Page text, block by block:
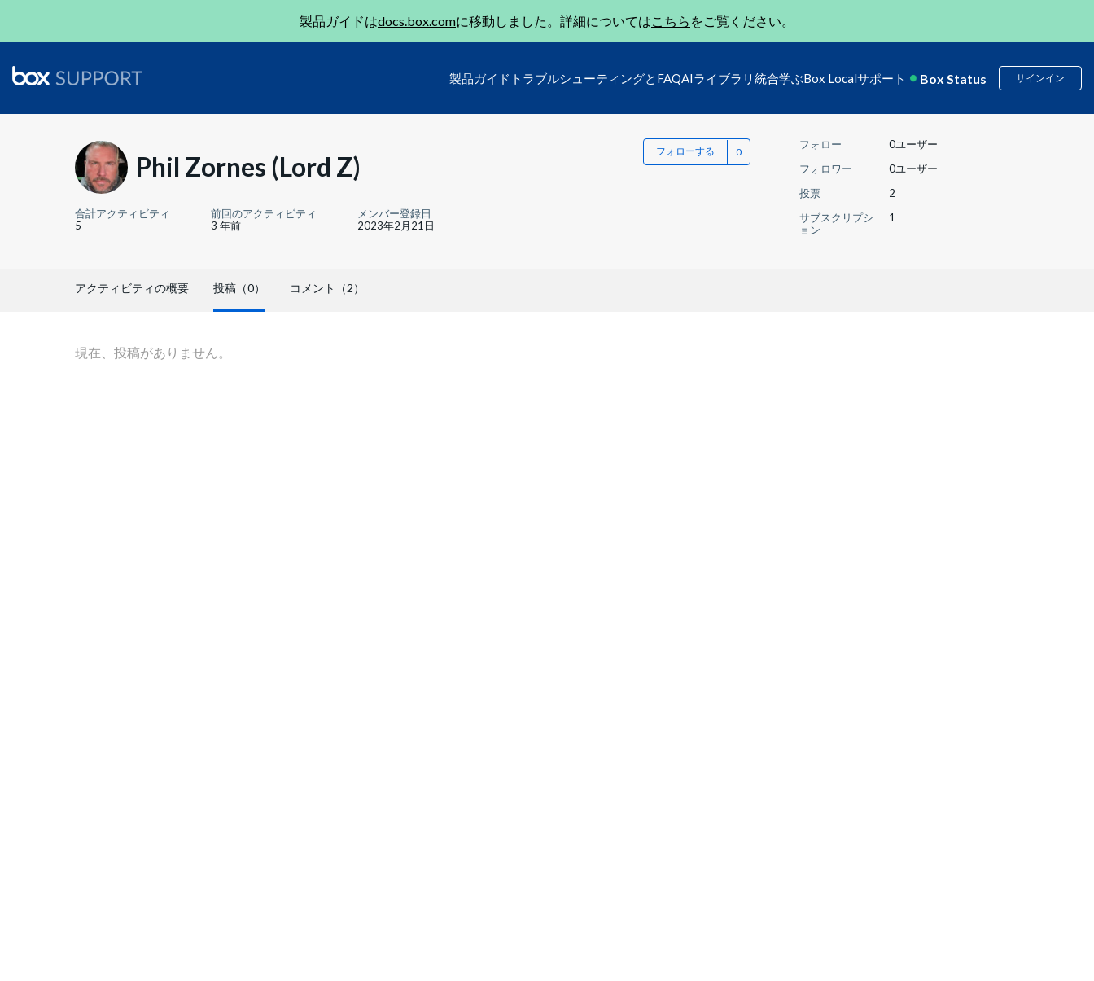
製品ガイドはdocs.box.comに移動しました。詳細についてはこちら をご覧ください。
製品ガイド トラブルシューティングとFAQAIライブラリ 統合学ぶBox Localサポート Box Status サインイン
Phil Zornes (Lord Z) フォローする
合計アクティビティ
5
前回のアクティビティ
3 年前
メンバー登録日
2023年2月21日
フォロー
0ユーザー
フォロワー
0ユーザー
投票
2
サブスクリプシ
ョン
1
アクティビティの概要 投稿（0） コメント（2）
現在、投稿がありません。